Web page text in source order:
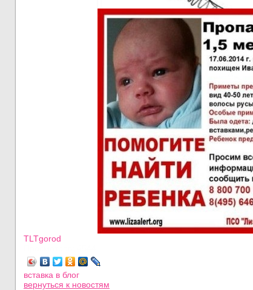
TLTgorod
вставка в блог
вернуться к новостям